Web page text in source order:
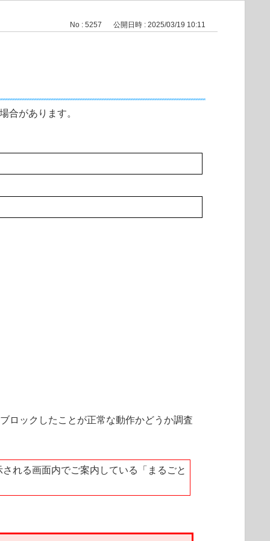
No : 5257 公開日時 : 2025/03/19 10:11
合があります。
ロックしたことが正常な動作かどうか調査
れる画面内でご案内している「まるごと